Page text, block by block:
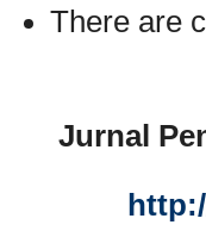
There are
Jurnal